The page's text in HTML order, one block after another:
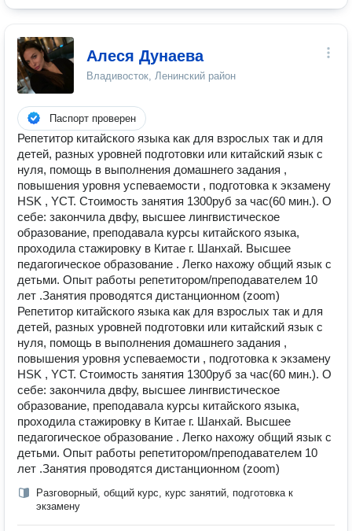
Алеся Дунаева
Владивосток, Ленинский район
Паспорт проверен
Репетитор китайского языка как для взрослых так и для
детей, разных уровней подготовки или китайский язык с
нуля, помощь в выполнения домашнего задания ,
повышения уровня успеваемости , подготовка к экзамену
HSK , YCT. Стоимость занятия 1300руб за час(60 мин.). О
себе: закончила двфу, высшее лингвистическое
образование, преподавала курсы китайского языка,
проходила стажировку в Китае г. Шанхай. Высшее
педагогическое образование . Легко нахожу общий язык с
детьми. Опыт работы репетитором/преподавателем 10
лет .Занятия проводятся дистанционном (zoom)
Репетитор китайского языка как для взрослых так и для
детей, разных уровней подготовки или китайский язык с
нуля, помощь в выполнения домашнего задания ,
повышения уровня успеваемости , подготовка к экзамену
HSK , YCT. Стоимость занятия 1300руб за час(60 мин.). О
себе: закончила двфу, высшее лингвистическое
образование, преподавала курсы китайского языка,
проходила стажировку в Китае г. Шанхай. Высшее
педагогическое образование . Легко нахожу общий язык с
детьми. Опыт работы репетитором/преподавателем 10
лет .Занятия проводятся дистанционном (zoom)
Разговорный, общий курс, курс занятий, подготовка к
экзамену